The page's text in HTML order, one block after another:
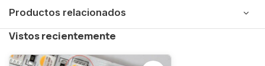
Productos relacionados
Vistos recientemente